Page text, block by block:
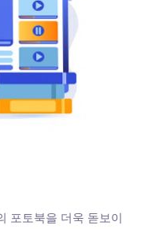
포토북을 더욱 돋보이